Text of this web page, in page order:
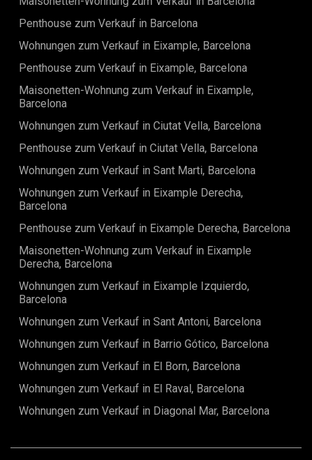
ausgestattetes Fitnessstudio Sichere, begrünte
Spielbereiche für Kinder Energieeffizienz steht im
Mittelpunkt mit Aerothermie, Fußbodenheizung und
hochwertiger Isolierung. Gelegen an einer der begehrtesten
charmante Orte in unmittelbarer Nähe. Preis: 960.000 € Ein
raffinierter mediterraner Rückzugsort — wo jedes Detail Ihre
Lebensqualität verbessert. Der Verkaufspreis enthält keine
Steuern, Notar- oder Registergebühren, Maklerkosten oder
Hypothekenkosten (falls zutreffend).
Penthouse zum Verkauf in Barcelona
Wohnungen zum Verkauf in Eixample, Barcelona
Penthouse zum Verkauf in Eixample, Barcelona
Maisonetten-Wohnung zum Verkauf in Eixample,
Barcelona
Wohnungen zum Verkauf in Ciutat Vella, Barcelona
Penthouse zum Verkauf in Ciutat Vella, Barcelona
Wohnungen zum Verkauf in Sant Marti, Barcelona
Wohnungen zum Verkauf in Eixample Derecha,
Barcelona
Penthouse zum Verkauf in Eixample Derecha, Barcelona
Maisonetten-Wohnung zum Verkauf in Eixample
Derecha, Barcelona
Wohnungen zum Verkauf in Eixample Izquierdo,
Barcelona
Wohnungen zum Verkauf in Sant Antoni, Barcelona
Wohnungen zum Verkauf in Barrio Gótico, Barcelona
Wohnungen zum Verkauf in El Born, Barcelona
Wohnungen zum Verkauf in El Raval, Barcelona
Wohnungen zum Verkauf in Diagonal Mar, Barcelona